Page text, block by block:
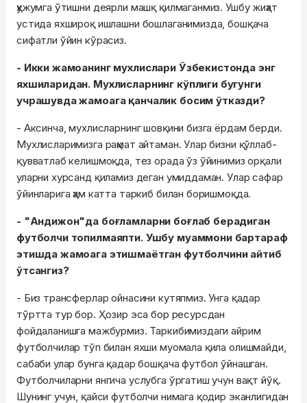
ҳужумга ўтишни деярли машқ қилмаганмиз. Ушбу жиҳат
устида яхшироқ ишлашни бошлаганимизда, бошқача
сифатли ўйин кўрасиз.
- Икки жамоанинг мухлислари Ўзбекистонда энг
яхшиларидан. Мухлисларнинг кўплиги бугунги
учрашувда жамоага қанчалик босим ўтказди?
- Аксинча, мухлисларнинг шовқини бизга ёрдам берди.
Мухлисларимизга раҳмат айтаман. Улар бизни қўллаб-
қувватлаб келишмоқда, тез орада ўз ўйинимиз орқали
уларни хурсанд қиламиз деган умиддаман. Улар сафар
ўйинларига ҳам катта таркиб билан боришмоқда.
- "Андижон"да боғламларни боғлаб берадиган
футболчи топилмаяпти. Ушбу муаммони бартараф
этишда жамоага этишмаётган футболчини айтиб
ўтсангиз?
- Биз трансферлар ойнасини кутяпмиз. Унга қадар
тўртта тур бор. Ҳозир эса бор ресурсдан
фойдаланишга мажбурмиз. Таркибимиздаги айрим
футболчилар тўп билан яхши муомала қила олишмайди,
сабаби улар бунга қадар бошқача футбол ўйнашган.
Футболчиларни янгича услубга ўргатиш учун вақт йўқ.
Шунинг учун, қайси футболчи нимага қодир эканлигидан